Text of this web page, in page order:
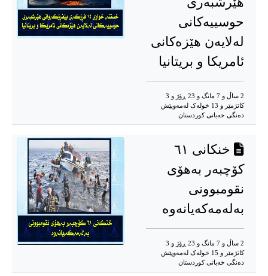
حوسییەکانی
لەلایەن هێزەکانی
ئامریکا و بریتانیا
2 ساڵ و 7 مانگ و 23 ڕۆژ و 3
کاتژمێر و 13 خوله‌ک له‌مه‌وپێش‌
دەنگی خەباتی کوردستان
خنكانی ٦١
كۆچبەر بەهۆی
نقومبوونی
بەلەمەكەیانەوە
2 ساڵ و 7 مانگ و 23 ڕۆژ و 3
کاتژمێر و 15 خوله‌ک له‌مه‌وپێش‌
دەنگی خەباتی کوردستان